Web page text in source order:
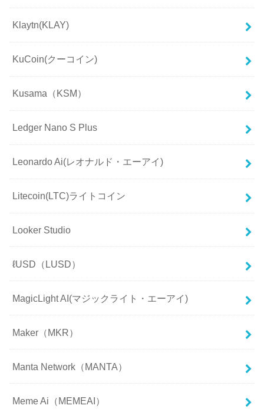
Klaytn(KLAY)
KuCoin(クーコイン)
Kusama（KSM）
Ledger Nano S Plus
Leonardo Ai(レオナルド・エーアイ)
Litecoin(LTC)ライトコイン
Looker Studio
ℓUSD（LUSD）
MagicLight AI(マジックライト・エーアイ)
Maker（MKR）
Manta Network（MANTA）
Meme Ai（MEMEAI）